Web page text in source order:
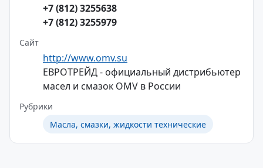
+7 (812) 3255638
+7 (812) 3255979
Сайт
http://www.omv.su
ЕВРОТРЕЙД - официальный дистрибьютер
масел и смазок OMV в России
Рубрики
Масла, смазки, жидкости технические